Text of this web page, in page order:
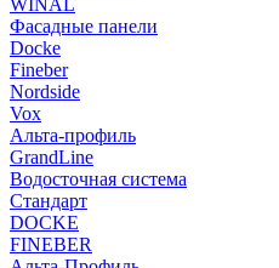
WINAL
Фасадные панели
Docke
Fineber
Nordside
Vox
Альта-профиль
GrandLine
Водосточная система
Стандарт
DOCKE
FINEBER